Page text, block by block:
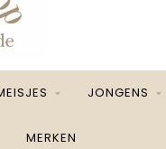
JONGENS
MERKEN